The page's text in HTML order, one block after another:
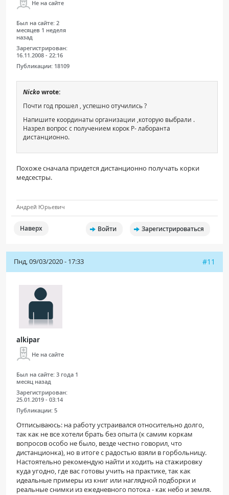
Не на сайте
Был на сайте: 2
месяцев 1 неделя
назад
Зарегистрирован:
16.11.2008 - 22:16
Публикации: 18109
Nickowrote:
Почти год прошел , успешно отучились ?
Напишите координаты организации ,которую выбрали .
Назрел вопрос с получением корок Р- лаборанта
дистанционно.
Похоже сначала придется дистанционно получать корки
медсестры.
Андрей Юрьевич
Наверх Войти Зарегистрироваться
Пнд, 09/03/2020 - 17:33 #11
alkipar
Не на сайте
Был на сайте: 3 года 1
месяц назад
Зарегистрирован:
25.01.2019 - 03:14
Публикации: 5
Отписываюсь: на работу устраивался относительно долго,
так как не все хотели брать без опыта (к самим коркам
вопросов особо не было, везде честно говорил, что
дистанционка), но в итоге с радостью взяли в горбольницу.
Настоятельно рекомендую найти и ходить на стажировку
куда угодно, где вас готовы учить на практике, так как
идеальные примеры из книг или наглядной подборки и
реальные снимки из ежедневного потока - как небо и земля.